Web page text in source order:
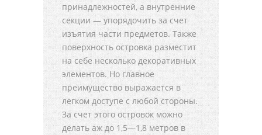
принадлежностей, а внутренние
секции — упорядочить за счет
изъятия части предметов. Также
поверхность островка разместит
на себе несколько декоративных
элементов. Но главное
преимущество выражается в
легком доступе с любой стороны.
За счет этого островок можно
делать аж до 1,5—1,8 метров в